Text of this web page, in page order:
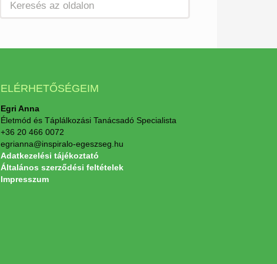
ELÉRHETŐSÉGEIM
Egri Anna
Életmód és Táplálkozási Tanácsadó Specialista
+36 20 466 0072
egrianna@inspiralo-egeszseg.hu
Adatkezelési tájékoztató
Általános szerződési feltételek
Impresszum